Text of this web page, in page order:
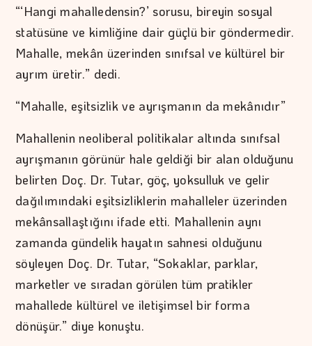
“‘Hangi mahalledensin?’ sorusu, bireyin sosyal
statüsüne ve kimliğine dair güçlü bir göndermedir.
Mahalle, mekân üzerinden sınıfsal ve kültürel bir
ayrım üretir.” dedi.
“Mahalle, eşitsizlik ve ayrışmanın da mekânıdır”
Mahallenin neoliberal politikalar altında sınıfsal
ayrışmanın görünür hale geldiği bir alan olduğunu
belirten Doç. Dr. Tutar, göç, yoksulluk ve gelir
dağılımındaki eşitsizliklerin mahalleler üzerinden
mekânsallaştığını ifade etti. Mahallenin aynı
zamanda gündelik hayatın sahnesi olduğunu
söyleyen Doç. Dr. Tutar, “Sokaklar, parklar,
marketler ve sıradan görülen tüm pratikler
mahallede kültürel ve iletişimsel bir forma
dönüşür.” diye konuştu.